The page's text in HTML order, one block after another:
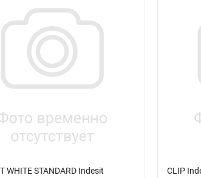
WHITE STANDARD Indesit
CLIP